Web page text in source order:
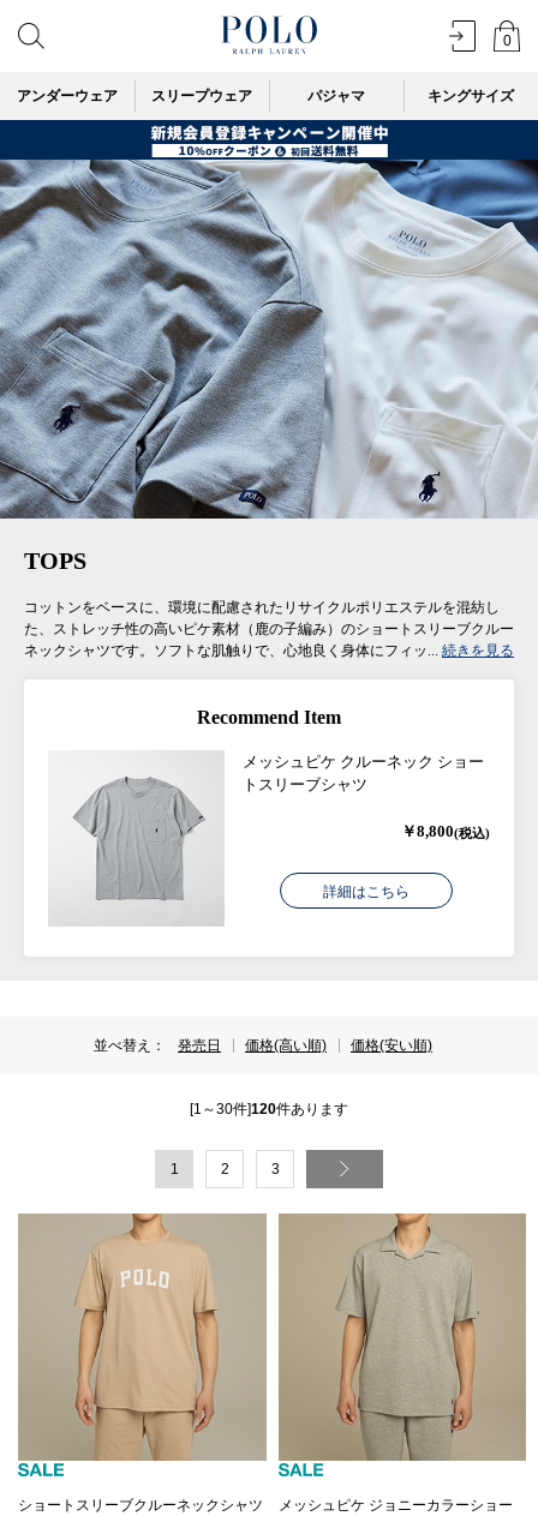
0
アンダーウェア スリープウェア パジャマ キングサイズ
TOPS
コットンをベースに、環境に配慮されたリサイクルポリエステルを混紡し
た、ストレッチ性の高いピケ素材（鹿の子編み）のショートスリーブクルー
ネックシャツです。ソフトな肌触りで、心地良く身体にフィッ... 続きを見る
Recommend Item
メッシュピケ クルーネック ショー
トスリーブシャツ
￥8,800(税込)
詳細はこちら
並べ替え： 発売日 価格(高い順) 価格(安い順)
[1～30件]120件あります
1 2 3
ショートスリーブクルーネックシャツ
メッシュピケ ジョニーカラーショー